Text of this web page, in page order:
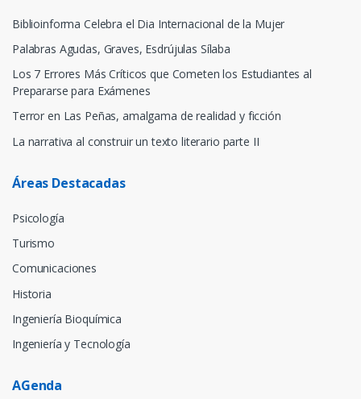
Biblioinforma Celebra el Dia Internacional de la Mujer
Palabras Agudas, Graves, Esdrújulas Sílaba
Los 7 Errores Más Críticos que Cometen los Estudiantes al
Prepararse para Exámenes
Terror en Las Peñas, amalgama de realidad y ficción
La narrativa al construir un texto literario parte II
Áreas Destacadas
Psicología
Turismo
Comunicaciones
Historia
Ingeniería Bioquímica
Ingeniería y Tecnología
AGenda